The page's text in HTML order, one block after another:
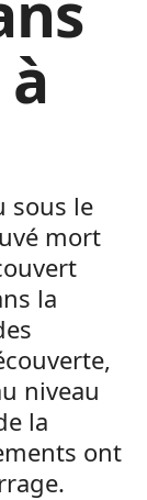
sous le
mort
la
niveau
la
ont